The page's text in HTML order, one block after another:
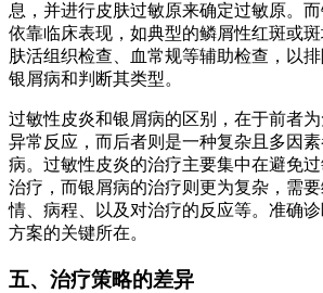
息，并进行皮肤过敏原来确定过敏原。
依靠临床表现，如典型的鳞屑性红斑或
肤活组织检查、血常规等辅助检查，以
银屑病和判断其类型。
过敏性皮炎和银屑病的区别，在于前者
异常反应，而后者则是一种复杂且多因
病。过敏性皮炎的治疗主要集中在避免
治疗，而银屑病的治疗则更为复杂，需
情、病程、以及对治疗的反应等。准确
方案的关键所在。
五、治疗策略的差异